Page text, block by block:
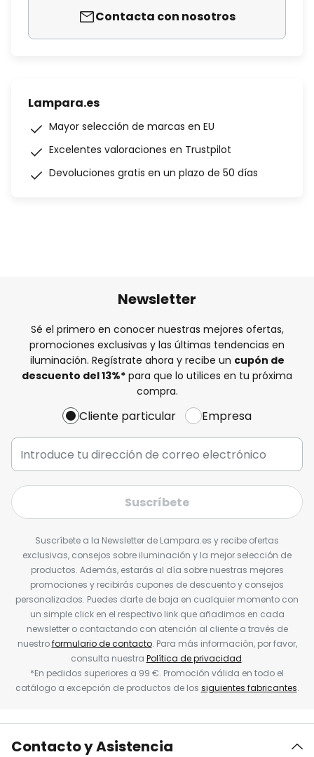
Contacta con nosotros
Lampara.es
Mayor selección de marcas en EU
Excelentes valoraciones en Trustpilot
Devoluciones gratis en un plazo de 50 días
Newsletter
Sé el primero en conocer nuestras mejores ofertas,
promociones exclusivas y las últimas tendencias en
iluminación. Regístrate ahora y recibe un cupón de
descuento del13%* para que lo utilices en tu próxima
compra.
Cliente particular Empresa
Suscríbete
Suscríbete a la Newsletter de Lampara.es y recibe ofertas
exclusivas, consejos sobre iluminación y la mejor selección de
productos. Además, estarás al día sobre nuestras mejores
promociones y recibirás cupones de descuento y consejos
personalizados. Puedes darte de baja en cualquier momento con
un simple click en el respectivo link que añadimos en cada
newsletter o contactando con atención al cliente a través de
nuestroformulario de contacto. Para más información, por favor,
consulta nuestra Política de privacidad.
*En pedidos superiores a 99 €. Promoción válida en todo el
catálogo a excepción de productos de los siguientes fabricantes.
Contacto y Asistencia